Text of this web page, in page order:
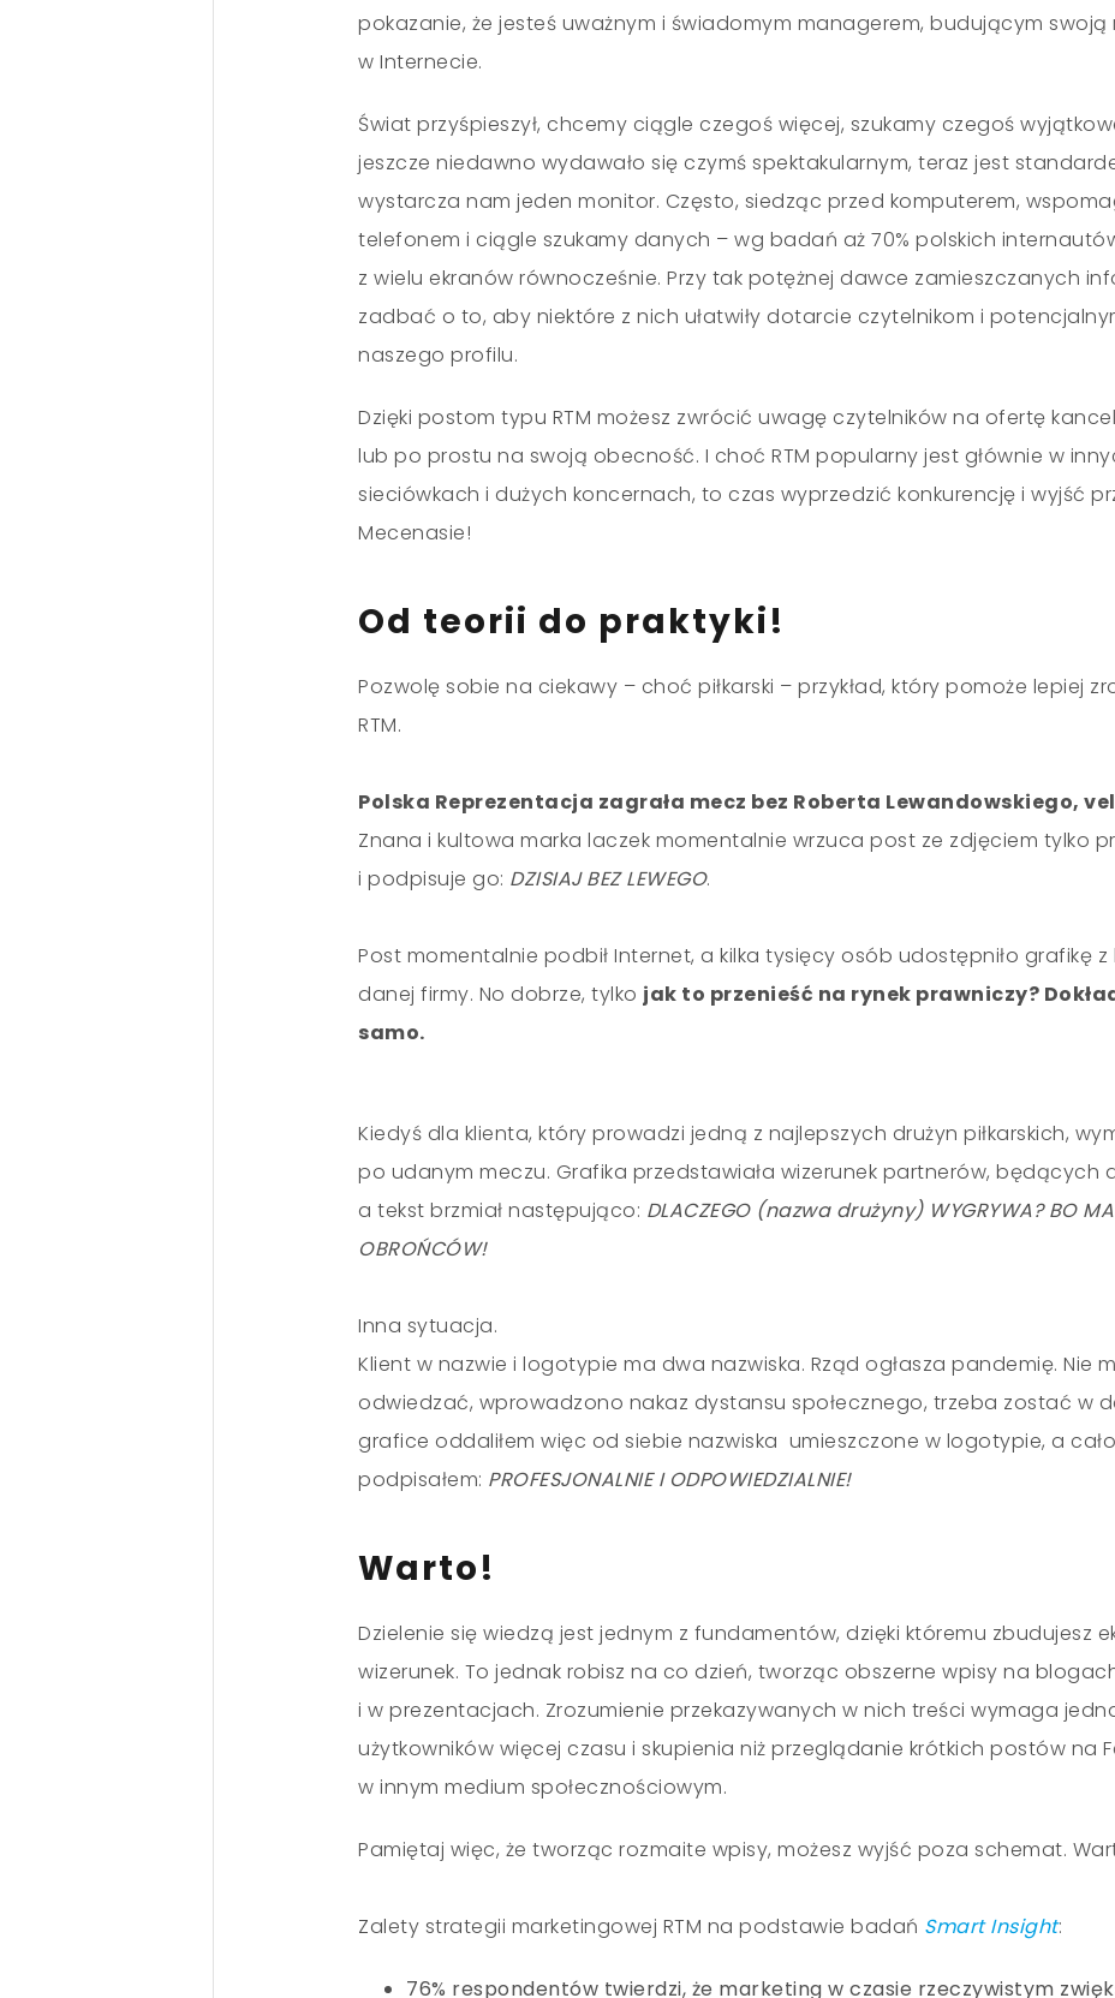
pokazanie, że jesteś uważnym i świadomym managerem, budującym swoją
w Internecie.
Świat przyśpieszył, chcemy ciągle czegoś więcej, szukamy czegoś
jeszcze niedawno wydawało się czymś spektakularnym, teraz jest
wystarcza nam jeden monitor. Często, siedząc przed komputerem,
telefonem i ciągle szukamy danych – wg badań aż 70% polskich
z wielu ekranów równocześnie. Przy tak potężnej dawce zamieszczanych
zadbać o to, aby niektóre z nich ułatwiły dotarcie czytelnikom i
naszego profilu.
Dzięki postom typu RTM możesz zwrócić uwagę czytelników na ofertę
lub po prostu na swoją obecność. I choć RTM popularny jest głównie w
sieciówkach i dużych koncernach, to czas wyprzedzić konkurencję i wyjść
Mecenasie!
Od teorii do praktyki!
Pozwolę sobie na ciekawy – choć piłkarski – przykład, który pomoże lepiej
RTM.
Polska Reprezentacja zagrała mecz bez Roberta Lewandowskiego,
Znana i kultowa marka laczek momentalnie wrzuca post ze zdjęciem tylko
i podpisuje go: DZISIAJ BEZ LEWEGO.
Post momentalnie podbił Internet, a kilka tysięcy osób udostępniło grafikę
danej firmy. No dobrze, tylko jak to przenieść na rynek prawniczy?
samo.
Kiedyś dla klienta, który prowadzi jedną z najlepszych drużyn piłkarskich,
po udanym meczu. Grafika przedstawiała wizerunek partnerów, będących
a tekst brzmiał następująco: DLACZEGO (nazwa drużyny) WYGRYWA? BO MA
OBROŃCÓW!
Inna sytuacja.
Klient w nazwie i logotypie ma dwa nazwiska. Rząd ogłasza pandemię. Nie
odwiedzać, wprowadzono nakaz dystansu społecznego, trzeba zostać w
grafice oddaliłem więc od siebie nazwiska umieszczone w logotypie, a
podpisałem: PROFESJONALNIE I ODPOWIEDZIALNIE!
Warto!
Dzielenie się wiedzą jest jednym z fundamentów, dzięki któremu zbudujesz
wizerunek. To jednak robisz na co dzień, tworząc obszerne wpisy na
i w prezentacjach. Zrozumienie przekazywanych w nich treści wymaga
użytkowników więcej czasu i skupienia niż przeglądanie krótkich postów na
w innym medium społecznościowym.
Pamiętaj więc, że tworząc rozmaite wpisy, możesz wyjść poza schemat.
Zalety strategii marketingowej RTM na podstawie badań Smart Insight:
76% respondentów twierdzi, że marketing w czasie rzeczywistym